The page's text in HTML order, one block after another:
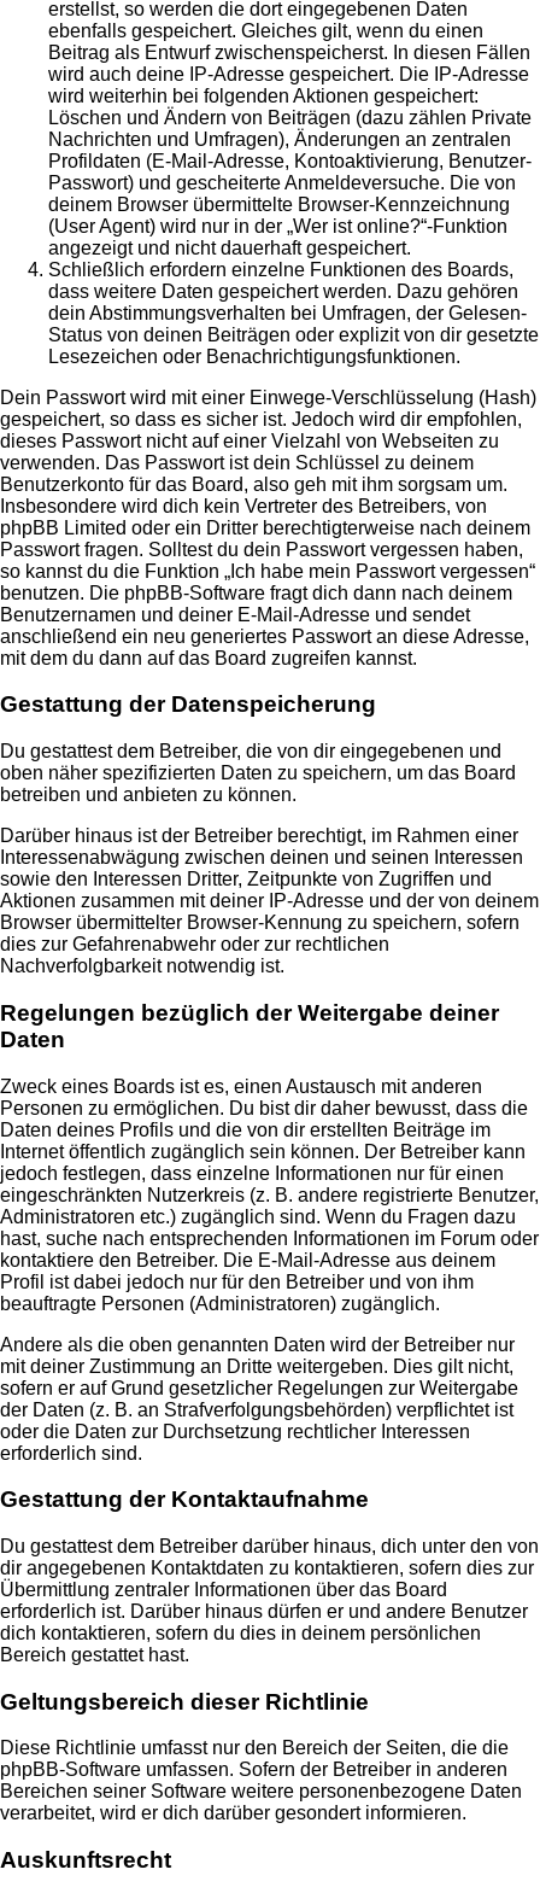
erstellst, so werden die dort eingegebenen Daten
ebenfalls gespeichert. Gleiches gilt, wenn du einen
Beitrag als Entwurf zwischenspeicherst. In diesen Fällen
wird auch deine IP-Adresse gespeichert. Die IP-Adresse
wird weiterhin bei folgenden Aktionen gespeichert:
Löschen und Ändern von Beiträgen (dazu zählen Private
Nachrichten und Umfragen), Änderungen an zentralen
Profildaten (E-Mail-Adresse, Kontoaktivierung, Benutzer-
Passwort) und gescheiterte Anmeldeversuche. Die von
deinem Browser übermittelte Browser-Kennzeichnung
(User Agent) wird nur in der „Wer ist online?“-Funktion
angezeigt und nicht dauerhaft gespeichert.
Schließlich erfordern einzelne Funktionen des Boards,
dass weitere Daten gespeichert werden. Dazu gehören
dein Abstimmungsverhalten bei Umfragen, der Gelesen-
Status von deinen Beiträgen oder explizit von dir gesetzte
Lesezeichen oder Benachrichtigungsfunktionen.
Dein Passwort wird mit einer Einwege-Verschlüsselung (Hash)
gespeichert, so dass es sicher ist. Jedoch wird dir empfohlen,
dieses Passwort nicht auf einer Vielzahl von Webseiten zu
verwenden. Das Passwort ist dein Schlüssel zu deinem
Benutzerkonto für das Board, also geh mit ihm sorgsam um.
Insbesondere wird dich kein Vertreter des Betreibers, von
phpBB Limited oder ein Dritter berechtigterweise nach deinem
Passwort fragen. Solltest du dein Passwort vergessen haben,
so kannst du die Funktion „Ich habe mein Passwort vergessen“
benutzen. Die phpBB-Software fragt dich dann nach deinem
Benutzernamen und deiner E-Mail-Adresse und sendet
anschließend ein neu generiertes Passwort an diese Adresse,
mit dem du dann auf das Board zugreifen kannst.
Gestattung der Datenspeicherung
Du gestattest dem Betreiber, die von dir eingegebenen und
oben näher spezifizierten Daten zu speichern, um das Board
betreiben und anbieten zu können.
Darüber hinaus ist der Betreiber berechtigt, im Rahmen einer
Interessenabwägung zwischen deinen und seinen Interessen
sowie den Interessen Dritter, Zeitpunkte von Zugriffen und
Aktionen zusammen mit deiner IP-Adresse und der von deinem
Browser übermittelter Browser-Kennung zu speichern, sofern
dies zur Gefahrenabwehr oder zur rechtlichen
Nachverfolgbarkeit notwendig ist.
Regelungen bezüglich der Weitergabe deiner
Daten
Zweck eines Boards ist es, einen Austausch mit anderen
Personen zu ermöglichen. Du bist dir daher bewusst, dass die
Daten deines Profils und die von dir erstellten Beiträge im
Internet öffentlich zugänglich sein können. Der Betreiber kann
jedoch festlegen, dass einzelne Informationen nur für einen
eingeschränkten Nutzerkreis (z. B. andere registrierte Benutzer,
Administratoren etc.) zugänglich sind. Wenn du Fragen dazu
hast, suche nach entsprechenden Informationen im Forum oder
kontaktiere den Betreiber. Die E-Mail-Adresse aus deinem
Profil ist dabei jedoch nur für den Betreiber und von ihm
beauftragte Personen (Administratoren) zugänglich.
Andere als die oben genannten Daten wird der Betreiber nur
mit deiner Zustimmung an Dritte weitergeben. Dies gilt nicht,
sofern er auf Grund gesetzlicher Regelungen zur Weitergabe
der Daten (z. B. an Strafverfolgungsbehörden) verpflichtet ist
oder die Daten zur Durchsetzung rechtlicher Interessen
erforderlich sind.
Gestattung der Kontaktaufnahme
Du gestattest dem Betreiber darüber hinaus, dich unter den von
dir angegebenen Kontaktdaten zu kontaktieren, sofern dies zur
Übermittlung zentraler Informationen über das Board
erforderlich ist. Darüber hinaus dürfen er und andere Benutzer
dich kontaktieren, sofern du dies in deinem persönlichen
Bereich gestattet hast.
Geltungsbereich dieser Richtlinie
Diese Richtlinie umfasst nur den Bereich der Seiten, die die
phpBB-Software umfassen. Sofern der Betreiber in anderen
Bereichen seiner Software weitere personenbezogene Daten
verarbeitet, wird er dich darüber gesondert informieren.
Auskunftsrecht